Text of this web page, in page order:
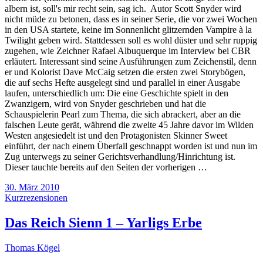
albern ist, soll's mir recht sein, sag ich. Autor Scott Snyder wird
nicht müde zu betonen, dass es in seiner Serie, die vor zwei Wochen
in den USA startete, keine im Sonnenlicht glitzernden Vampire à la
Twilight geben wird. Stattdessen soll es wohl düster und sehr ruppig
zugehen, wie Zeichner Rafael Albuquerque im Interview bei CBR
erläutert. Interessant sind seine Ausführungen zum Zeichenstil, denn
er und Kolorist Dave McCaig setzen die ersten zwei Storybögen,
die auf sechs Hefte ausgelegt sind und parallel in einer Ausgabe
laufen, unterschiedlich um: Die eine Geschichte spielt in den
Zwanzigern, wird von Snyder geschrieben und hat die
Schauspielerin Pearl zum Thema, die sich abrackert, aber an die
falschen Leute gerät, während die zweite 45 Jahre davor im Wilden
Westen angesiedelt ist und den Protagonisten Skinner Sweet
einführt, der nach einem Überfall geschnappt worden ist und nun im
Zug unterwegs zu seiner Gerichtsverhandlung/Hinrichtung ist.
Dieser tauchte bereits auf den Seiten der vorherigen …
30. März 2010
Kurzrezensionen
Das Reich Sienn 1 – Yarligs Erbe
Thomas Kögel